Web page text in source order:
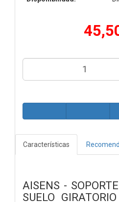
Características
AISENS -
SUELO